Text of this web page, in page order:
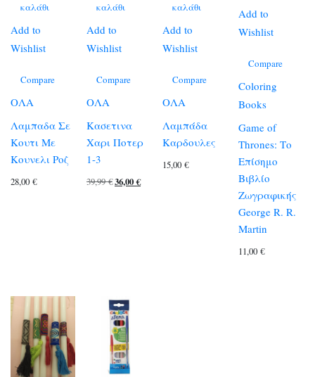
καλάθι
Add to
Wishlist
Compare
ΟΛΑ
Λαμπαδα Σε
Κουτι Με
Κουνελι Ροζ
28,00 €
καλάθι
Add to
Wishlist
Compare
ΟΛΑ
Κασετινα
Χαρι Ποτερ
1-3
39,99€Original
36,00€Η
καλάθι
Add to
Wishlist
Compare
ΟΛΑ
Λαμπάδα
Καρδουλες
15,00€
Add to
Wishlist
Compare
Coloring
Books
Game of
Thrones: Το
Επίσημο
Βιβλίο
Ζωγραφικής
George R. R.
Martin
11,00€